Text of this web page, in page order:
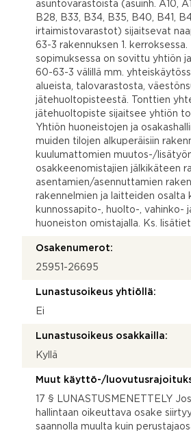
asuntovarastoista (asuinh. A10,
B28, B33, B34, B35, B40, B41,
irtaimistovarastot) sijaitsevat
63-3 rakennuksen 1. kerroksessa.
sopimuksessa on sovittu yhtiön
60-63-3 välillä mm.
alueista, talovarastosta,
jätehuoltopisteestä. Tonttien
jätehuoltopiste sijaitsee yhtiön
Yhtiön huoneistojen ja
muiden tilojen alkuperäisiin
kuulumattomien muutos-/
osakkeenomistajien jälkikäteen
asentamien/asennuttamien
rakennelmien ja laitteiden osalta
kunnossapito-, huolto-, vahinko-
huoneiston omistajalla. Ks.
Osakenumerot:
25951-26695
Lunastusoikeus yhtiöllä:
Ei
Lunastusoikeus osakkailla:
Kyllä
Muut käyttö-/
17 § LUNASTUSMENETTELY
hallintaan oikeuttava osake
saannolla muulta kuin